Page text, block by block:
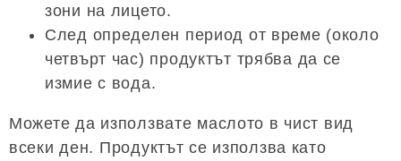
зони на лицето.
След определен период от време (около
четвърт час) продуктът трябва да се
измие с вода.
Можете да използвате маслото в чист вид
всеки ден. Продуктът се използва като